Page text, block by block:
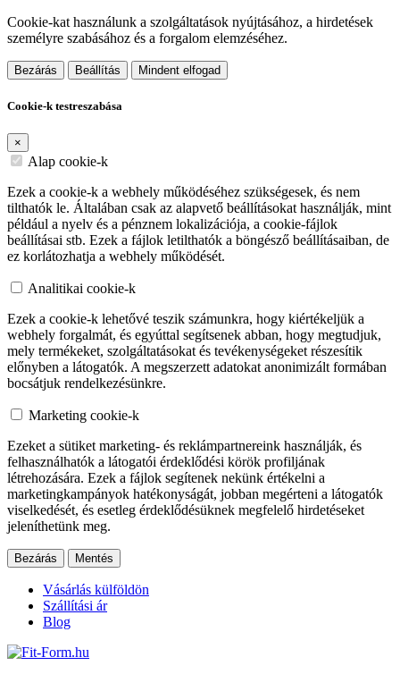
Cookie-kat használunk a szolgáltatások nyújtásához, a hirdetések
személyre szabásához és a forgalom elemzéséhez.
Bezárás Beállítás Mindent elfogad
Cookie-k testreszabása
×
Alap cookie-k
Ezek a cookie-k a webhely működéséhez szükségesek, és nem
tilthatók le. Általában csak az alapvető beállításokat használják, mint
például a nyelv és a pénznem lokalizációja, a cookie-fájlok
beállításai stb. Ezek a fájlok letilthatók a böngésző beállításaiban, de
ez korlátozhatja a webhely működését.
Analitikai cookie-k
Ezek a cookie-k lehetővé teszik számunkra, hogy kiértékeljük a
webhely forgalmát, és egyúttal segítsenek abban, hogy megtudjuk,
mely termékeket, szolgáltatásokat és tevékenységeket részesítik
előnyben a látogatók. A megszerzett adatokat anonimizált formában
bocsátjuk rendelkezésünkre.
Marketing cookie-k
Ezeket a sütiket marketing- és reklámpartnereink használják, és
felhasználhatók a látogatói érdeklődési körök profiljának
létrehozására. Ezek a fájlok segítenek nekünk értékelni a
marketingkampányok hatékonyságát, jobban megérteni a látogatók
viselkedését, és esetleg érdeklődésüknek megfelelő hirdetéseket
jeleníthetünk meg.
Bezárás Mentés
Vásárlás külföldön
Szállítási ár
Blog